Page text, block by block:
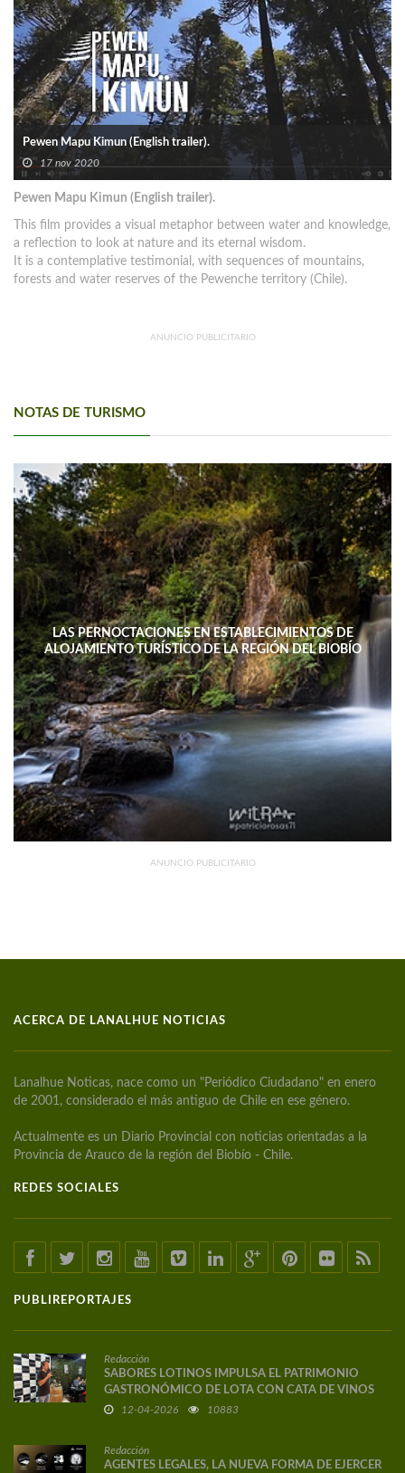
Pewen Mapu Kimun (English trailer).
17 nov 2020
Pewen Mapu Kimun (English trailer).
This film provides a visual metaphor between water and knowledge,
a reflection to look at nature and its eternal wisdom.
It is a contemplative testimonial, with sequences of mountains,
forests and water reserves of the Pewenche territory (Chile).
ANUNCIO PUBLICITARIO
NOTAS DE TURISMO
LAS PERNOCTACIONES EN ESTABLECIMIENTOS DE
ALOJAMIENTO TURÍSTICO DE LA REGIÓN DEL BIOBÍO
DISMINUYERON 15,4% INTERANUAL
ANUNCIO PUBLICITARIO
ACERCA DE LANALHUE NOTICIAS
Lanalhue Noticas, nace como un "Periódico Ciudadano" en enero
de 2001, considerado el más antiguo de Chile en ese género.
Actualmente es un Diario Provincial con noticias orientadas a la
Provincia de Arauco de la región del Biobío - Chile.
REDES SOCIALES
PUBLIREPORTAJES
Redacción
SABORES LOTINOS IMPULSA EL PATRIMONIO
GASTRONÓMICO DE LOTA CON CATA DE VINOS
DE AUTOR
12-04-2026 10883
Redacción
AGENTES LEGALES, LA NUEVA FORMA DE EJERCER